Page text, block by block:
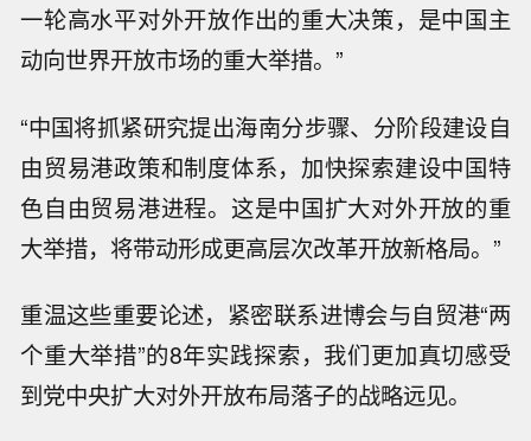
一轮高水平对外开放作出的重大决策，是中国主
动向世界开放市场的重大举措。”
“中国将抓紧研究提出海南分步骤、分阶段建设自
由贸易港政策和制度体系，加快探索建设中国特
色自由贸易港进程。这是中国扩大对外开放的重
大举措，将带动形成更高层次改革开放新格局。”
重温这些重要论述，紧密联系进博会与自贸港“两
个重大举措”的8年实践探索，我们更加真切感受
到党中央扩大对外开放布局落子的战略远见。